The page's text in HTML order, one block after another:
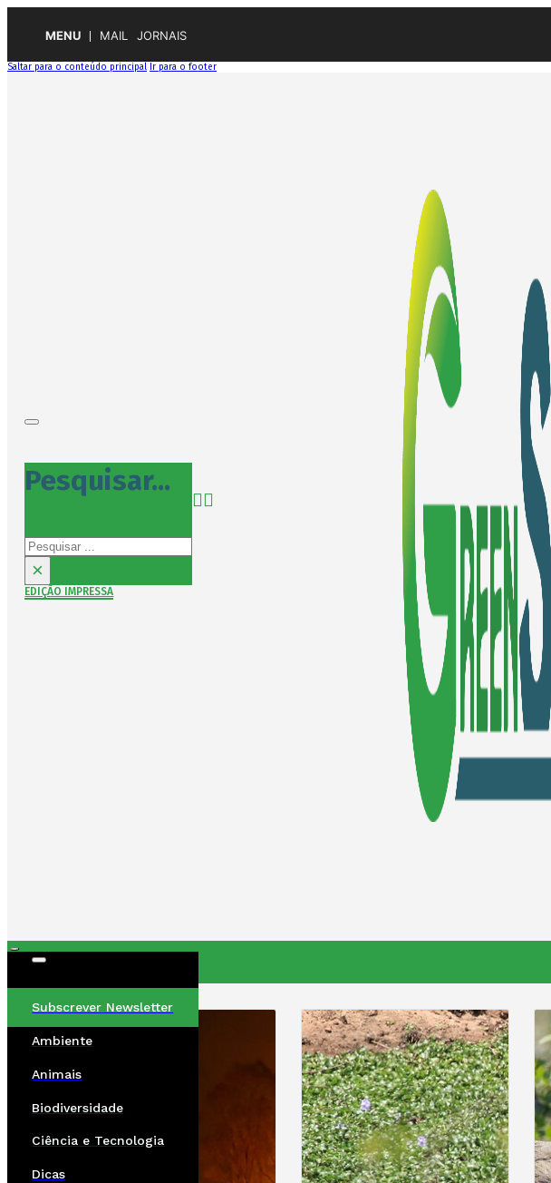
MENU MAIL JORNAIS
Saltar para o conteúdo principal Ir para o footer
Pesquisar...
Pesquisar
×
EDIÇÃO IMPRESSA
Subscrever Newsletter
Ambiente
Animais
Biodiversidade
Ciência e Tecnologia
Dicas